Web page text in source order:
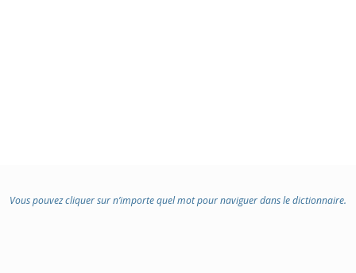
Vous pouvez cliquer sur n’importe quel mot pour naviguer dans le dictionnaire.